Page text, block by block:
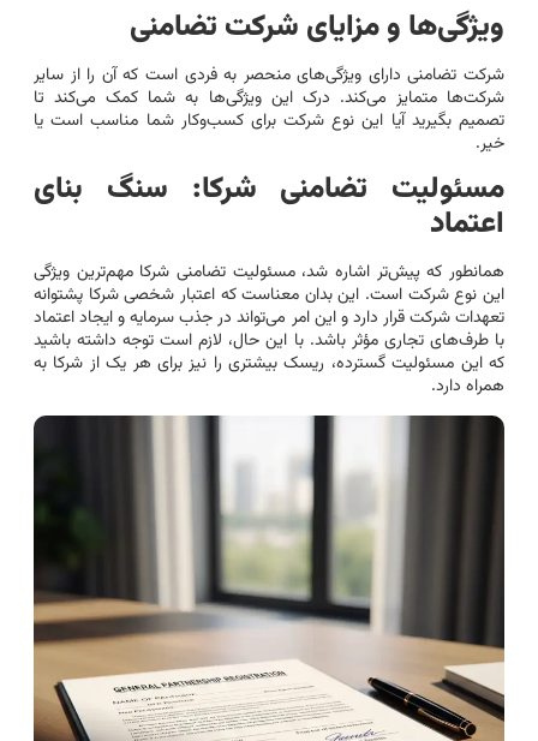
ویژگی‌ها و مزایای شرکت تضامنی
شرکت تضامنی دارای ویژگی‌های منحصر به فردی است که آن را از سایر
شرکت‌ها متمایز می‌کند. درک این ویژگی‌ها به شما کمک می‌کند تا
تصمیم بگیرید آیا این نوع شرکت برای کسب‌وکار شما مناسب است یا
خیر.
مسئولیت تضامنی شرکا: سنگ بنای
اعتماد
همانطور که پیش‌تر اشاره شد، مسئولیت تضامنی شرکا مهم‌ترین ویژگی
این نوع شرکت است. این بدان معناست که اعتبار شخصی شرکا پشتوانه
تعهدات شرکت قرار دارد و این امر می‌تواند در جذب سرمایه و ایجاد اعتماد
با طرف‌های تجاری مؤثر باشد. با این حال، لازم است توجه داشته باشید
که این مسئولیت گسترده، ریسک بیشتری را نیز برای هر یک از شرکا به
همراه دارد.